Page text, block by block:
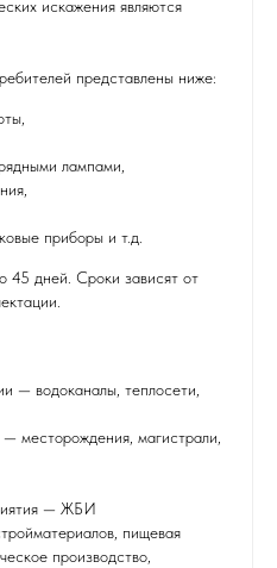
искажения являются
представлены ниже:
лампами,
приборы и т.д.
45 дней. Сроки зависят от
— водоканалы, теплосети,
месторождения, магистрали,
— ЖБИ
пищевая
производство,